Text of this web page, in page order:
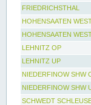
FRIEDRICHSTHAL
HOHENSAATEN
HOHENSAATEN
LEHNITZ OP
LEHNITZ UP
NIEDERFINOW SHW
NIEDERFINOW SHW
SCHWEDT